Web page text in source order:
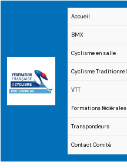
Accueil
BMX
Cyclisme en salle
Cyclisme Traditionnel
VTT
Formations fédérales
Transpondeurs
Contact Comité